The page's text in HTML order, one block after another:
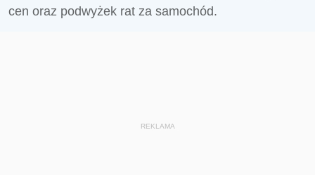
cen oraz podwyżek rat za samochód.
REKLAMA